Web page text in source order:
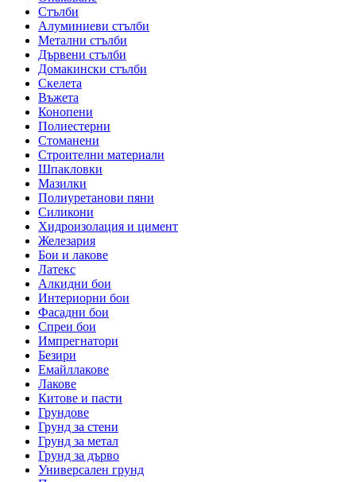
Стълби
Алуминиеви стълби
Метални стълби
Дървени стълби
Домакински стълби
Скелета
Въжета
Конопени
Полиестерни
Стоманени
Строителни материали
Шпакловки
Мазилки
Полиуретанови пяни
Силикони
Хидроизолация и цимент
Железария
Бои и лакове
Латекс
Алкидни бои
Интериорни бои
Фасадни бои
Спреи бои
Импрегнатори
Безири
Емайллакове
Лакове
Китове и пасти
Грундове
Грунд за стени
Грунд за метал
Грунд за дърво
Универсален грунд